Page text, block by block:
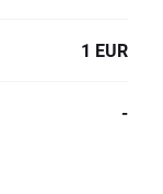
1 EUR
-